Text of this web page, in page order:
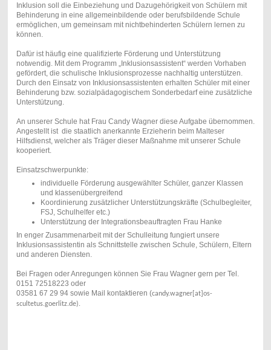
Inklusion soll die Einbeziehung und Dazugehörigkeit von Schülern mit
Behinderung in eine allgemeinbildende oder berufsbildende Schule
ermöglichen, um gemeinsam mit nichtbehinderten Schülern lernen zu
können.
Dafür ist häufig eine qualifizierte Förderung und Unterstützung
notwendig. Mit dem Programm „Inklusionsassistent“ werden Vorhaben
gefördert, die schulische Inklusionsprozesse nachhaltig unterstützen.
Durch den Einsatz von Inklusionsassistenten erhalten Schüler mit einer
Behinderung bzw. sozialpädagogischem Sonderbedarf eine zusätzliche
Unterstützung.
An unserer Schule hat Frau Candy Wagner diese Aufgabe übernommen.
Angestellt ist die staatlich anerkannte Erzieherin beim Malteser
Hilfsdienst, welcher als Träger dieser Maßnahme mit unserer Schule
kooperiert.
Einsatzschwerpunkte:
individuelle Förderung ausgewählter Schüler, ganzer Klassen
und klassenübergreifend
Koordinierung zusätzlicher Unterstützungskräfte (Schulbegleiter,
FSJ, Schulhelfer etc.)
Unterstützung der Integrationsbeauftragten Frau Hanke
In enger Zusammenarbeit mit der Schulleitung fungiert unsere
Inklusionsassistentin als Schnittstelle zwischen Schule, Schülern, Eltern
und anderen Diensten.
Bei Fragen oder Anregungen können Sie Frau Wagner gern per Tel.
0151 72518223 oder
03581 67 29 94 sowie Mail kontaktieren (candy.wagner[at]os-
scultetus.goerlitz.de).